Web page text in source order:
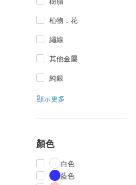
植物．花
繡線
其他金屬
純銀
顯示更多
顏色
白色
藍色